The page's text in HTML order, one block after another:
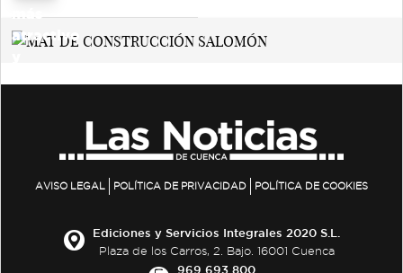
AVISO LEGAL POLÍTICA DE PRIVACIDAD POLÍTICA DE COOKIES
Ediciones y Servicios Integrales 2020 S.L.
Plaza de los Carros, 2. Bajo. 16001 Cuenca
969 693 800